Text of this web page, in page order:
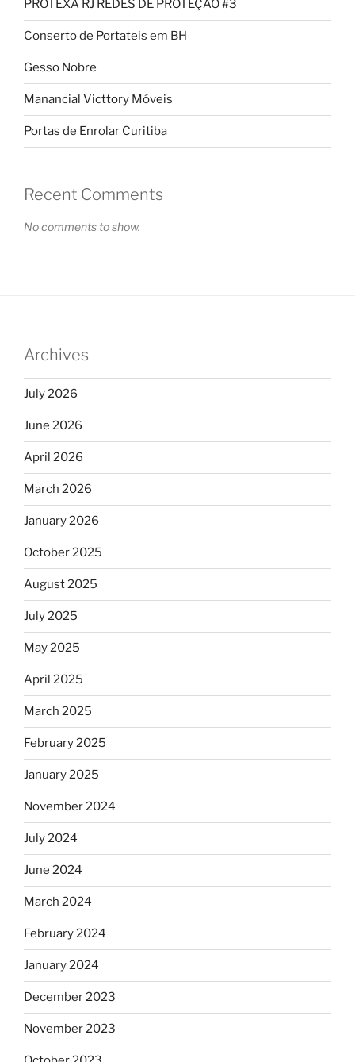
PROTEXA RJ REDES DE PROTEÇÃO #3
Conserto de Portateis em BH
Gesso Nobre
Manancial Victtory Móveis
Portas de Enrolar Curitiba
Recent Comments
No comments to show.
Archives
July 2026
June 2026
April 2026
March 2026
January 2026
October 2025
August 2025
July 2025
May 2025
April 2025
March 2025
February 2025
January 2025
November 2024
July 2024
June 2024
March 2024
February 2024
January 2024
December 2023
November 2023